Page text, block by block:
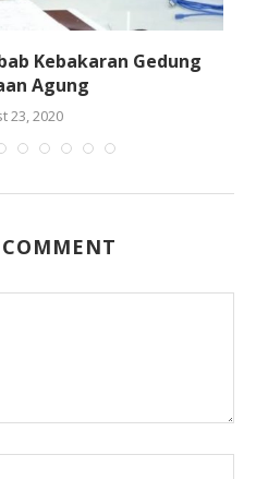
Kebakaran Gedung
Agung
23, 2020